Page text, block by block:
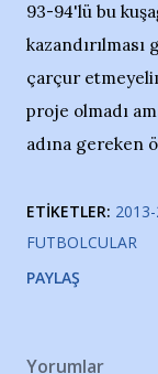
93-94'lü bu
çarçur
proje olmadı
adına gereken
ETIKETLER:
FUTBOLCULAR
PAYLAŞ
Yorumlar